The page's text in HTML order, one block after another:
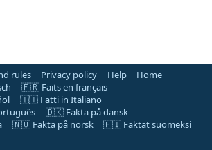
rules Privacy policy Help
Home
🇫🇷 Faits en français
🇮🇹 Fatti in Italiano
🇩🇰 Fakta på dansk
🇳🇴 Fakta på norsk
🇫🇮 Faktat suomeksi